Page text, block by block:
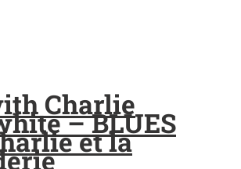
Charlie
– BLUES
et la